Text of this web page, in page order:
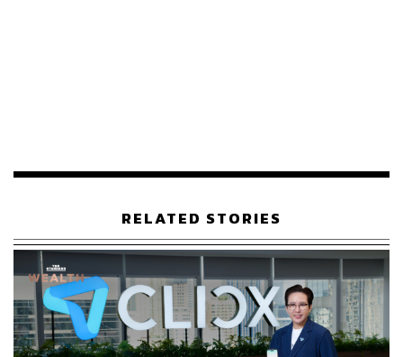
ใหญ่ที่สุดในสหรัฐอเมริกา
ในทางกลับกัน โฟกัสหลักในธุรกิจของ First Republic ที่
เป็นการจำนองที่ให้ผลตอบแทนต่ำและมีอัตราดอกเบี้ยคงที่
กลายเป็นความเสี่ยงเมื่ออัตราดอกเบี้ยในตลาดเริ่มสูงขึ้น
พูดง่ายๆ คือ แหล่งรายได้หลักของ First Republic มาจากสิน
เชื่อบ้านที่มีอัตราดอกเบี้ยต่ำ
RELATED STORIES